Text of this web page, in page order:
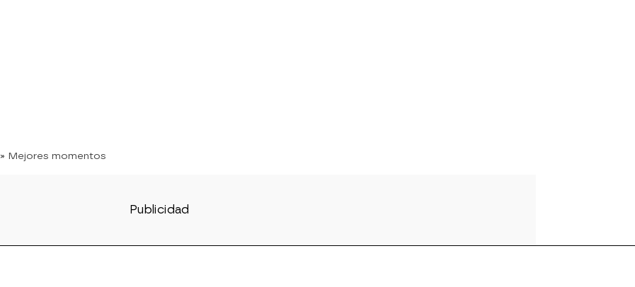
» Mejores momentos